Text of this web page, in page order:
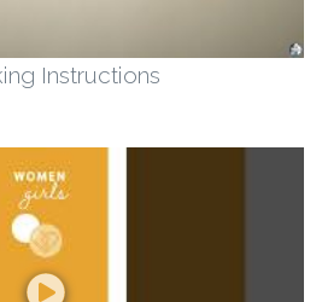
Instructions